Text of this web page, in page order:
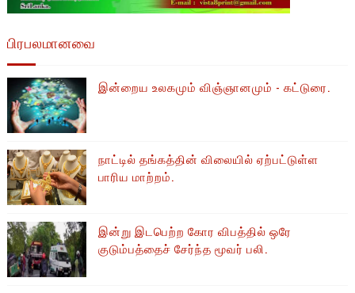
பிரபலமானவை
இன்றைய உலகமும் விஞ்ஞானமும் - கட்டுரை.
நாட்டில் தங்கத்தின் விலையில் ஏற்பட்டுள்ள
பாரிய மாற்றம்.
இன்று இடபெற்ற கோர விபத்தில் ஒரே
குடும்பத்தைச் சேர்ந்த மூவர் பலி.